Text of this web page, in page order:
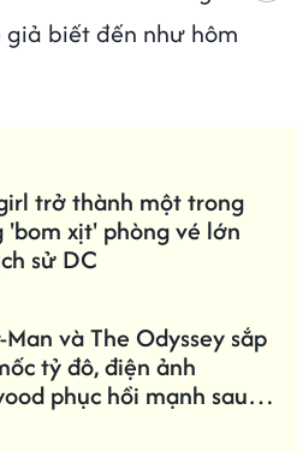
biết đến như hôm
trở thành một trong
'bom xịt' phòng vé lớn
sử DC
Man và The Odyssey sắp
tỷ đô, điện ảnh
phục hồi mạnh sau